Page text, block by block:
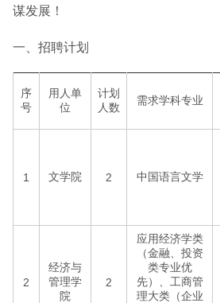
谋发展！
一、招聘计划
序
号
用人单
位
计划
人数
需求学科专业
1 文学院 2 中国语言文学
2
经济与
管理学
院
2
应用经济学类
（金融、投资
类专业优
先）、工商管
理大类（企业